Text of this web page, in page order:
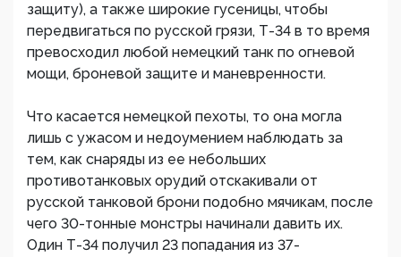
защиту), а также широкие гусеницы, чтобы
передвигаться по русской грязи, Т-34 в то время
превосходил любой немецкий танк по огневой
мощи, броневой защите и маневренности.
Что касается немецкой пехоты, то она могла
лишь с ужасом и недоумением наблюдать за
тем, как снаряды из ее небольших
противотанковых орудий отскакивали от
русской танковой брони подобно мячикам, после
чего 30-тонные монстры начинали давить их.
Один Т-34 получил 23 попадания из 37-